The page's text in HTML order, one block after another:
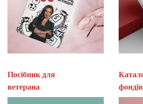
Посібник для